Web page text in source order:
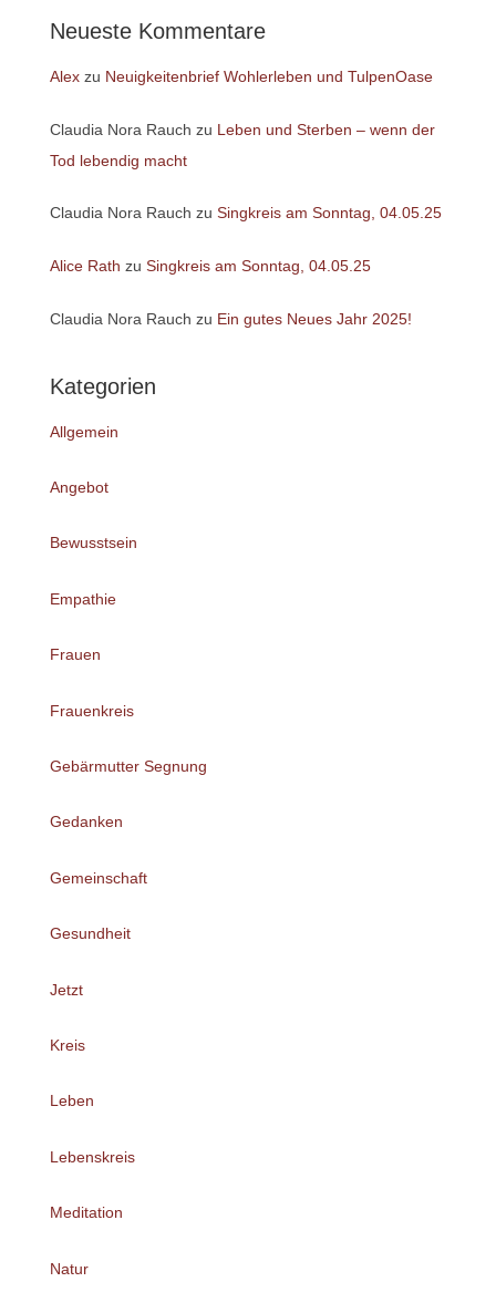
Neueste Kommentare
Alexzu Neuigkeitenbrief Wohlerleben und TulpenOase
Claudia Nora Rauch zu Leben und Sterben – wenn der
Tod lebendig macht
Claudia Nora Rauch zu Singkreis am Sonntag, 04.05.25
Alice Rath zu Singkreis am Sonntag, 04.05.25
Claudia Nora Rauch zu Ein gutes Neues Jahr 2025!
Kategorien
Allgemein
Angebot
Bewusstsein
Empathie
Frauen
Frauenkreis
Gebärmutter Segnung
Gedanken
Gemeinschaft
Gesundheit
Jetzt
Kreis
Leben
Lebenskreis
Meditation
Natur